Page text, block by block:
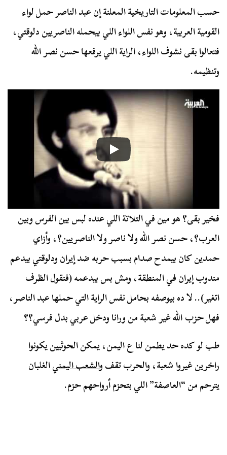
حسب المعلومات التاريخية المعلنة إن عبد الناصر حمل لواء
القومية العربية، وهو نفس اللواء اللي بيحمله الناصريين دلوقتي،
فتعالوا بقى نشوف اللواء، الراية اللي يرفعها حسن نصر الله
وتنظيمه.
فخير بقى؟ هو مين في التلاتة اللي عنده لبس بين الفرس وبين
العرب؟، حسن نصر الله ولا ناصر ولا الناصريين؟، وأزاي
حمدين كان بيمدح صدام بسبب حربه ضد إيران ودلوقتي بيدعم
مندوب إيران في المنطقة، ومش بس بيدعمه (فنقول الظرف
اتغير).. لا ده بيوصفه بحامل نفس الراية التي حملها عبد الناصر،
فهل حزب الله غير شعبة من ورانا ودخل عربي بدل فرسي؟؟
طب لو كده حد يطمن لنا ع اليمن، يمكن الحوثيين يكونوا
راخرين غيروا شعبة، والحرب تقف والشعب اليمنيالغلبان
يترحم من “العاصفة” اللي بتحزم أرواحهم حزم.